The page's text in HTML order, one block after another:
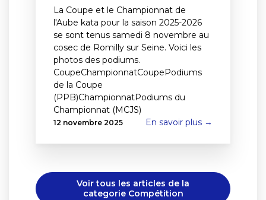
La Coupe et le Championnat de
l'Aube kata pour la saison 2025-2026
se sont tenus samedi 8 novembre au
cosec de Romilly sur Seine. Voici les
photos des podiums.
CoupeChampionnatCoupePodiums
de la Coupe
(PPB)ChampionnatPodiums du
Championnat (MCJS)
12 novembre 2025 En savoir plus →
Voir tous les articles de la
categorie Compétition